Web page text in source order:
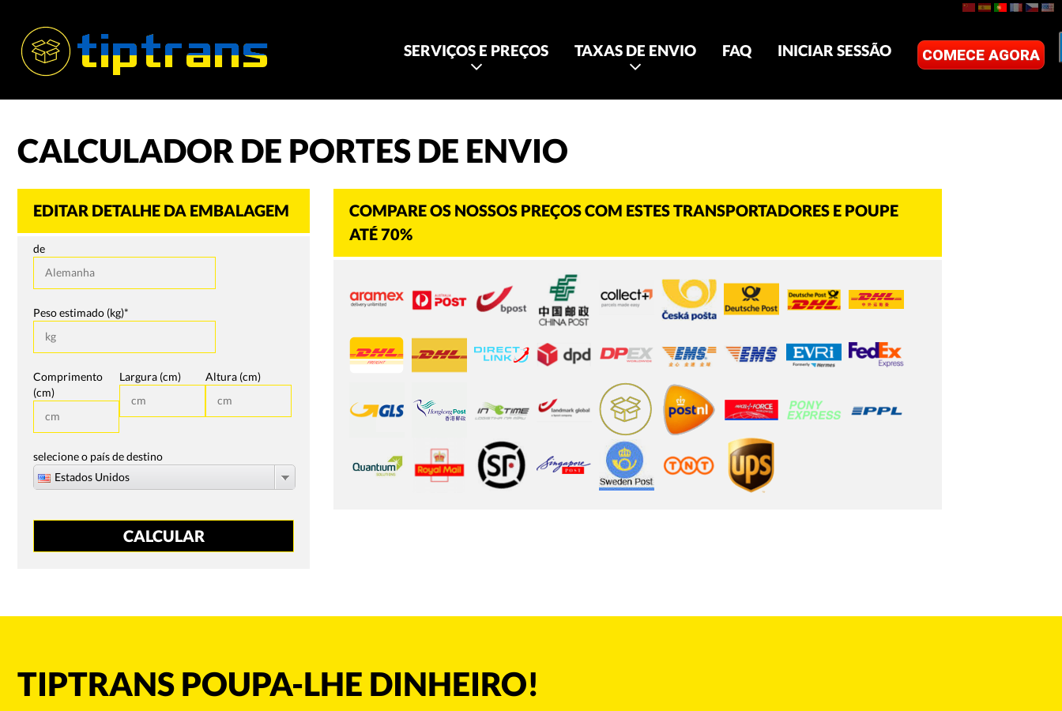
SERVIÇOS E PREÇOS TAXAS DE ENVIO FAQ INICIAR SESSÃO COMECE AGORA
CALCULADOR DE PORTES DE ENVIO
EDITAR DETALHE DA EMBALAGEM
de
Peso estimado (kg)*
Comprimento
(cm)
Largura (cm) Altura (cm)
selecione o país de destino
Estados Unidos
COMPARE OS NOSSOS PREÇOS COM ESTES TRANSPORTADORES E POUPE
ATÉ 70%
TIPTRANS POUPA-LHE DINHEIRO!